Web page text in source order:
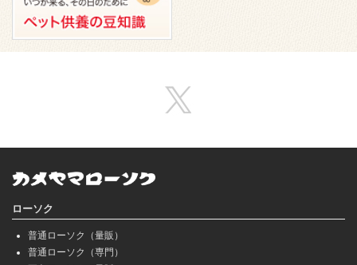
ローソク
普通ローソク（量販）
普通ローソク（専門）